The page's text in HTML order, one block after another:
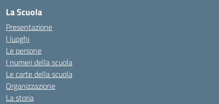
La Scuola
Presentazione
I luoghi
Le persone
I numeri della scuola
Le carte della scuola
Organizzazione
La storia